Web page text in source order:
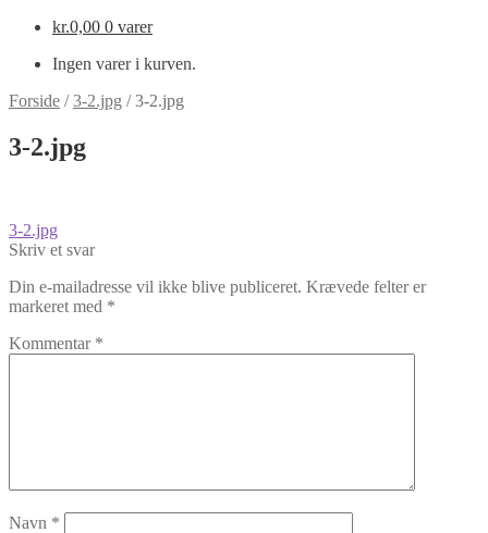
kr.0,00 0 varer
Ingen varer i kurven.
Forside /3-2.jpg /3-2.jpg
3-2.jpg
Indlægsnavigation
Forrige
indlæg:
3-2.jpg
Skriv et svar
Din e-mailadresse vil ikke blive publiceret. Krævede felter er
markeret med *
Kommentar *
Navn *